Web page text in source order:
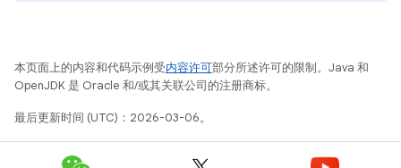
本页面上的内容和代码示例受内容许可部分所述许可的限制。Java 和
OpenJDK 是 Oracle 和/或其关联公司的注册商标。
最后更新时间 (UTC)：2026-03-06。